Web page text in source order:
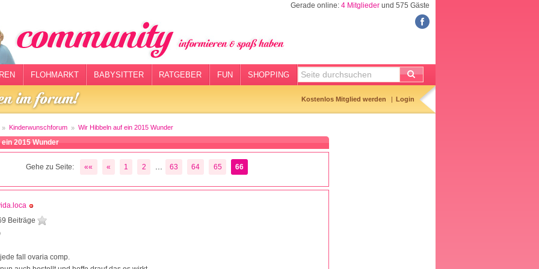
Gerade online: 4 Mitglieder und 575 Gäste
FLOHMARKT BABYSITTER RATGEBER FUN SHOPPING
Kostenlos Mitglied werden Login
Kinderwunschforum Wir Hibbeln auf ein 2015 Wunder
2015 Wunder
Gehe zu Seite: «« « 1 2 63 64 65 66
Beiträge
fall ovaria comp.